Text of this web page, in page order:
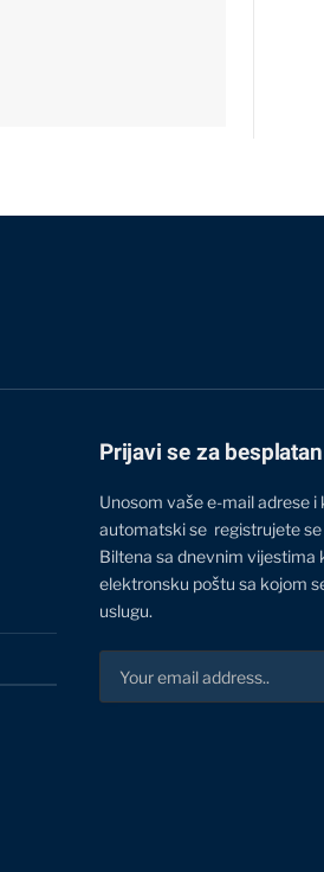
Prijavi se za
Unosom vaše e-mail adrese
automatski se registrujete
Biltena sa dnevnim vijestima
elektronsku poštu sa kojom
uslugu.